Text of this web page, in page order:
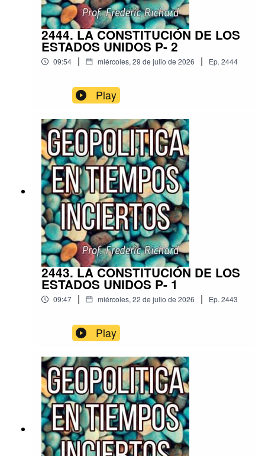
2444. LA CONSTITUCIÓN DE LOS
ESTADOS UNIDOS P- 2
09:54 | miércoles, 29 de julio de 2026 | Ep. 2444
Play
2443. LA CONSTITUCIÓN DE LOS
ESTADOS UNIDOS P- 1
09:47 | miércoles, 22 de julio de 2026 | Ep. 2443
Play